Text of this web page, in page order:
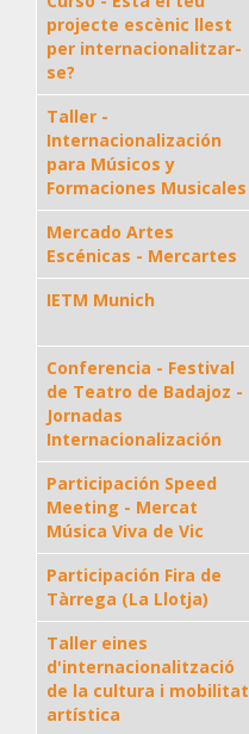
projecte escènic llest
per internacionalitzar-
se?
Taller -
Internacionalización
para Músicos y
Formaciones Musicales
Mercado Artes
Escénicas - Mercartes
IETM Munich
Conferencia - Festival
de Teatro de Badajoz -
Jornadas
Internacionalización
Participación Speed
Meeting - Mercat
Música Viva de Vic
Participación Fira de
Tàrrega (La Llotja)
Taller eines
d'internacionalització
de la cultura i mobilitat
artística